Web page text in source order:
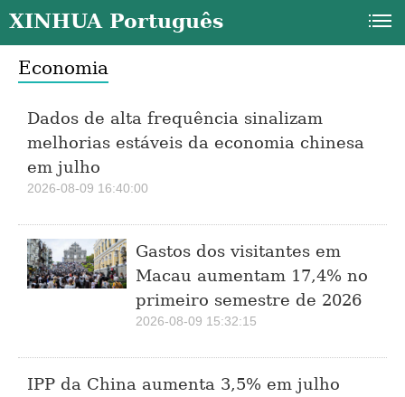
XINHUA Português
Economia
Dados de alta frequência sinalizam
melhorias estáveis da economia chinesa
em julho
2026-08-09 16:40:00
Gastos dos visitantes em
Macau aumentam 17,4% no
primeiro semestre de 2026
2026-08-09 15:32:15
IPP da China aumenta 3,5% em julho